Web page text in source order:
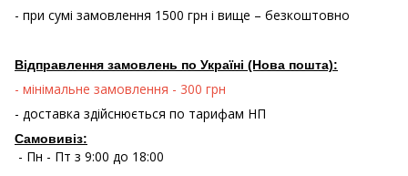
- при сумі замовлення 1500 грн і вище – безкоштовно
Відправлення замовлень по Україні (Нова пошта):
- мінімальне замовлення - 300 грн
- доставка здійснюється по тарифам НП
Самовивіз:
- Пн - Пт з 9:00 до 18:00